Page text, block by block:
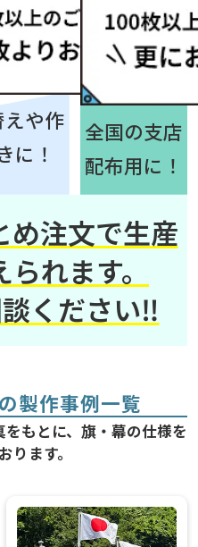
や作
に！
全国の支店
配布用に！
め注文で生産
れます。
ください‼
製作事例一覧
もとに、旗・幕の仕様を
ります。